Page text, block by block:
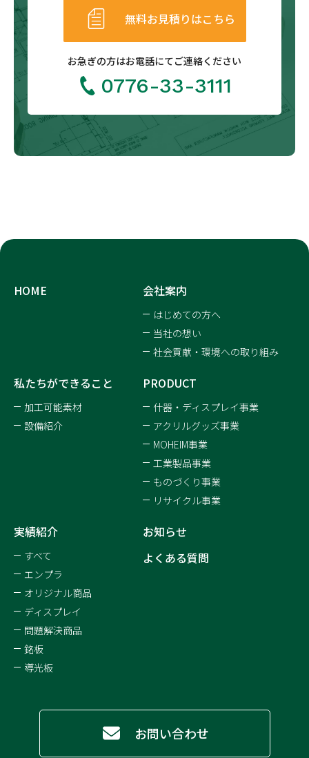
無料お見積りはこちら
お急ぎの方はお電話にてご連絡ください
0776-33-3111
HOME 会社案内
はじめての方へ
当社の想い
社会貢献・環境への取り組み
私たちができること
加工可能素材
設備紹介
PRODUCT
什器・ディスプレイ事業
アクリルグッズ事業
MOHEIM事業
工業製品事業
ものづくり事業
リサイクル事業
実績紹介
すべて
エンプラ
オリジナル商品
ディスプレイ
問題解決商品
銘板
導光板
お知らせ
よくある質問
お問い合わせ